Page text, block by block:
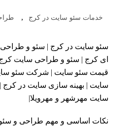
خدمات سئو سایت در کرج ,
سئو سایت در کرج | سئو و
ای کرج | سئو و طراحی سایت
قیمت سئو سایت | شرکت سئو
سایت مهرشهر و مهرویلا|
نکات اساسی و مهم طراحی و